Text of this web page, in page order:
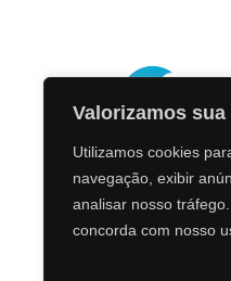
Valorizamos
Utilizamos cookies
navegação, exibir
analisar nosso
concorda com nosso
Na Central
saúde,
humanizado.